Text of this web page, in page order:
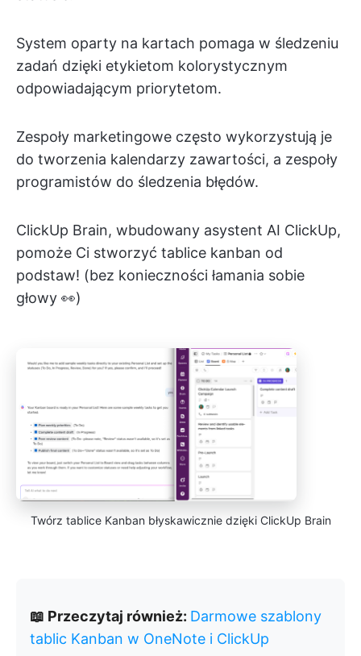
System oparty na kartach pomaga w śledzeniu
zadań dzięki etykietom kolorystycznym
odpowiadającym priorytetom.
Zespoły marketingowe często wykorzystują je
do tworzenia kalendarzy zawartości, a zespoły
programistów do śledzenia błędów.
ClickUp Brain, wbudowany asystent AI ClickUp,
pomoże Ci stworzyć tablice kanban od
podstaw! (bez konieczności łamania sobie
głowy 👀)
Twórz tablice Kanban błyskawicznie dzięki ClickUp Brain
📖 Przeczytaj również: Darmowe szablony
tablic Kanban w OneNote i ClickUp